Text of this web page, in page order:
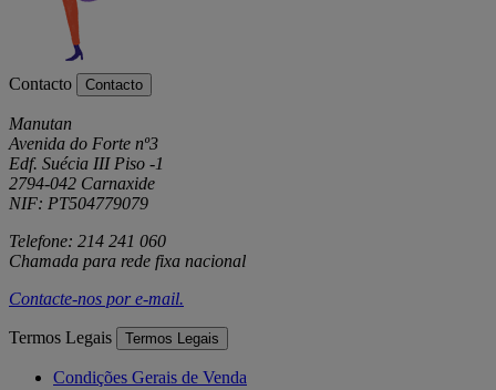
Contacto Contacto
Manutan
Avenida do Forte nº3
Edf. Suécia III Piso -1
2794-042 Carnaxide
NIF: PT504779079
Telefone: 214 241 060
Chamada para rede fixa nacional
Contacte-nos pore-mail.
Termos Legais Termos Legais
Condições Gerais de Venda